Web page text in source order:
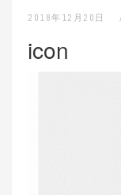
2018年12月20日
icon